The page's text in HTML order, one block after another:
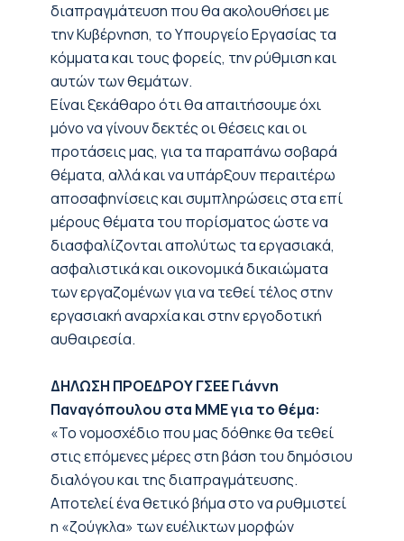
διαπραγμάτευση που θα ακολουθήσει με
την Κυβέρνηση, το Υπουργείο Εργασίας τα
κόμματα και τους φορείς, την ρύθμιση και
αυτών των θεμάτων.
Είναι ξεκάθαρο ότι θα απαιτήσουμε όχι
μόνο να γίνουν δεκτές οι θέσεις και οι
προτάσεις μας, για τα παραπάνω σοβαρά
θέματα, αλλά και να υπάρξουν περαιτέρω
αποσαφηνίσεις και συμπληρώσεις στα επί
μέρους θέματα του πορίσματος ώστε να
διασφαλίζονται απολύτως τα εργασιακά,
ασφαλιστικά και οικονομικά δικαιώματα
των εργαζομένων για να τεθεί τέλος στην
εργασιακή αναρχία και στην εργοδοτική
αυθαιρεσία.
ΔΗΛΩΣΗ ΠΡΟΕΔΡΟΥ ΓΣΕΕ Γιάννη
Παναγόπουλου στα ΜΜΕ για το θέμα:
«Το νομοσχέδιο που μας δόθηκε θα τεθεί
στις επόμενες μέρες στη βάση του δημόσιου
διαλόγου και της διαπραγμάτευσης.
Αποτελεί ένα θετικό βήμα στο να ρυθμιστεί
η «ζούγκλα» των ευέλικτων μορφών